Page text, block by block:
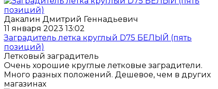
Дакалин Дмитрий Геннадьевич
11 января 2023 13:02
Заградитель летка круглый D75 БЕЛЫЙ (пять
позиций)
Летковый заградитель
Очень хорошие круглые летковые заградители.
Много разных положений. Дешевое, чем в других
магазинах